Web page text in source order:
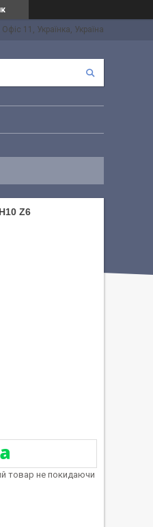
11, Українка, Україна
Z6
товар не покидаючи